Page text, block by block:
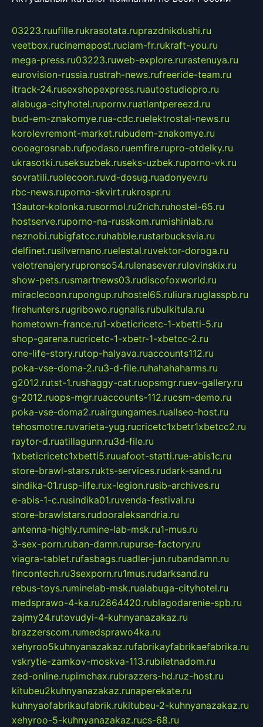
03223.ruufille.rukrasotata.ruprazdnikdushi.ru
veetbox.rucinemapost.ruciam-fr.rukraft-you.ru
mega-press.ru03223.ruweb-explore.rurastenuya.ru
eurovision-russia.rustrah-news.rufreeride-team.ru
itrack-24.rusexshopexpress.ruautostudiopro.ru
alabuga-cityhotel.rupornv.ruatlantpereezd.ru
bud-em-znakomye.rua-cdc.ruelektrostal-news.ru
korolevremont-market.rubudem-znakomye.ru
oooagrosnab.rufpodaso.ruemfire.rupro-otdelky.ru
ukrasotki.ruseksuzbek.ruseks-uzbek.ruporno-vk.ru
sovratili.ruolecoon.ruvd-dosug.ruadonyev.ru
rbc-news.ruporno-skvirt.rukrospr.ru
13autor-kolonka.rusormol.ru2rich.ruhostel-65.ru
hostserve.ruporno-na-russkom.rumishinlab.ru
neznobi.rubigfatcc.ruhabble.rustarbucksvia.ru
delfinet.rusilvernano.ruelestal.ruvektor-doroga.ru
velotrenajery.rupronso54.rulenasever.rulovinskix.ru
show-pets.rusmartnews03.rudiscofoxworld.ru
miraclecoon.rupongup.ruhostel65.ruliura.ruglasspb.ru
firehunters.rugribowo.rugnalis.rubulkitula.ru
hometown-france.ru1-xbeticricetc-1-xbetti-5.ru
shop-garena.rucricetc-1-xbetr-1-xbetcc-2.ru
one-life-story.rutop-halyava.ruaccounts112.ru
poka-vse-doma-2.ru3-d-file.ruhahahaharms.ru
g2012.rutst-1.rushaggy-cat.ruopsmgr.ruev-gallery.ru
g-2012.ruops-mgr.ruaccounts-112.rucsm-demo.ru
poka-vse-doma2.ruairgungames.ruallseo-host.ru
tehosmotre.ruvarieta-yug.rucricetc1xbetr1xbetcc2.ru
raytor-d.ruatillagunn.ru3d-file.ru
1xbeticricetc1xbetti5.ruuafoot-statti.rue-abis1c.ru
store-brawl-stars.rukts-services.rudark-sand.ru
sindika-01.rusp-life.rux-legion.rusib-archives.ru
e-abis-1-c.rusindika01.ruvenda-festival.ru
store-brawlstars.rudooraleksandria.ru
antenna-highly.rumine-lab-msk.ru1-mus.ru
3-sex-porn.ruban-damn.rupurse-factory.ru
viagra-tablet.rufasbags.ruadler-jun.rubandamn.ru
fincontech.ru3sexporn.ru1mus.rudarksand.ru
rebus-toys.ruminelab-msk.rualabuga-cityhotel.ru
medsprawo-4-ka.ru2864420.rublagodarenie-spb.ru
zajmy24.rutovudyi-4-kuhnyanazakaz.ru
brazzerscom.rumedsprawo4ka.ru
xehyroo5kuhnyanazakaz.rufabrikayfabrikaefabrika.ru
vskrytie-zamkov-moskva-113.rubiletnadom.ru
zed-online.rupimchax.rubrazzers-hd.ruz-host.ru
kitubeu2kuhnyanazakaz.runaperekate.ru
kuhnyaofabrikaufabrik.rukitubeu-2-kuhnyanazakaz.ru
xehyroo-5-kuhnyanazakaz.rucs-68.ru